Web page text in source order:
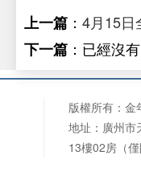
上一篇 ： 4月15日
下一篇 ：已經沒
版權所有：金
地址：廣州市
13樓02房（僅